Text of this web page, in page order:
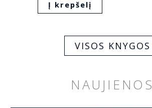
Į krepšelį
VISOS KNYGOS
NAUJIENOS